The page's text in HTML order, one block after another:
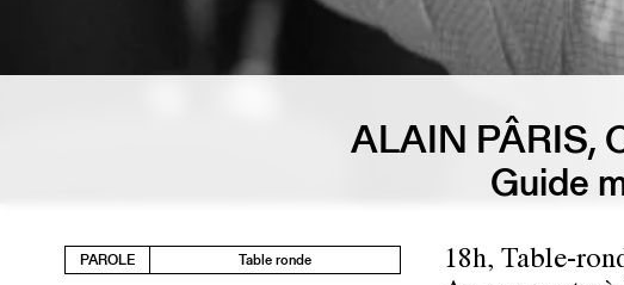
ALAIN PÂRIS,
Guide
PAROLE Table ronde
18h, Table-